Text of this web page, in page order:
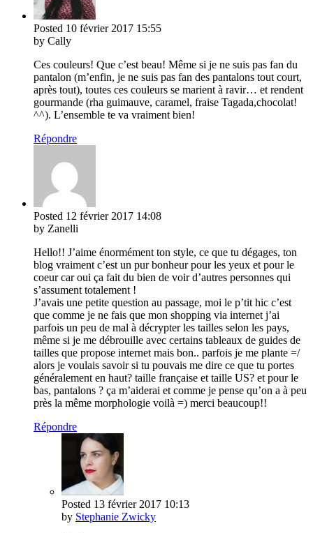
Posted 10 février 2017 15:55
by Cally
Ces couleurs! Que c’est beau! Même si je ne suis pas fan du
pantalon (m’enfin, je ne suis pas fan des pantalons tout court,
après tout), toutes ces couleurs se marient à ravir… et rendent
gourmande (rha guimauve, caramel, fraise Tagada,chocolat!
^^). L’ensemble te va vraiment bien!
Répondre
Posted 12 février 2017 14:08
by Zanelli
Hello!! J’aime énormément ton style, ce que tu dégages, ton
blog vraiment c’est un pur bonheur pour les yeux et pour le
coeur car oui ça fait du bien de voir d’autres personnes qui
s’assument totalement !
J’avais une petite question au passage, moi le p’tit hic c’est
que comme je ne fais que mon shopping via internet j’ai
parfois un peu de mal à décrypter les tailles selon les pays,
même si je me débrouille avec certains tableaux de guides de
tailles que propose internet mais bon.. parfois je me plante =/
alors je voulais savoir si tu pouvais me dire ce que tu portes
généralement en haut? taille française et taille US? et pour le
bas, pantalons ? ça m’aiderai et comme je pense qu’on a à peu
près la même morphologie voilà =) merci beaucoup!!
Répondre
Posted 13 février 2017 10:13
by Stephanie Zwicky